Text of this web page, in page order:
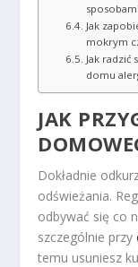
Jak
mokrym
Jak radzić
domu
JAK
Dokładnie
odświeżania.
odbywać się co
szczególnie przy
temu usuniesz